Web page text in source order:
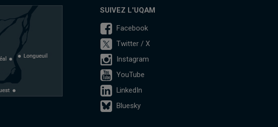
SUIVEZ L'UQAM
Facebook
Twitter / X
Instagram
YouTube
LinkedIn
Bluesky